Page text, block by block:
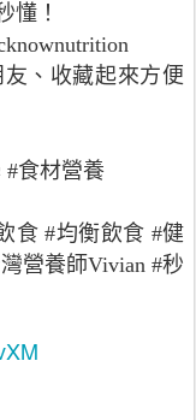
懂！
、收藏起來方便
食材營養
食 #均衡飲食 #健
營養師Vivian #秒